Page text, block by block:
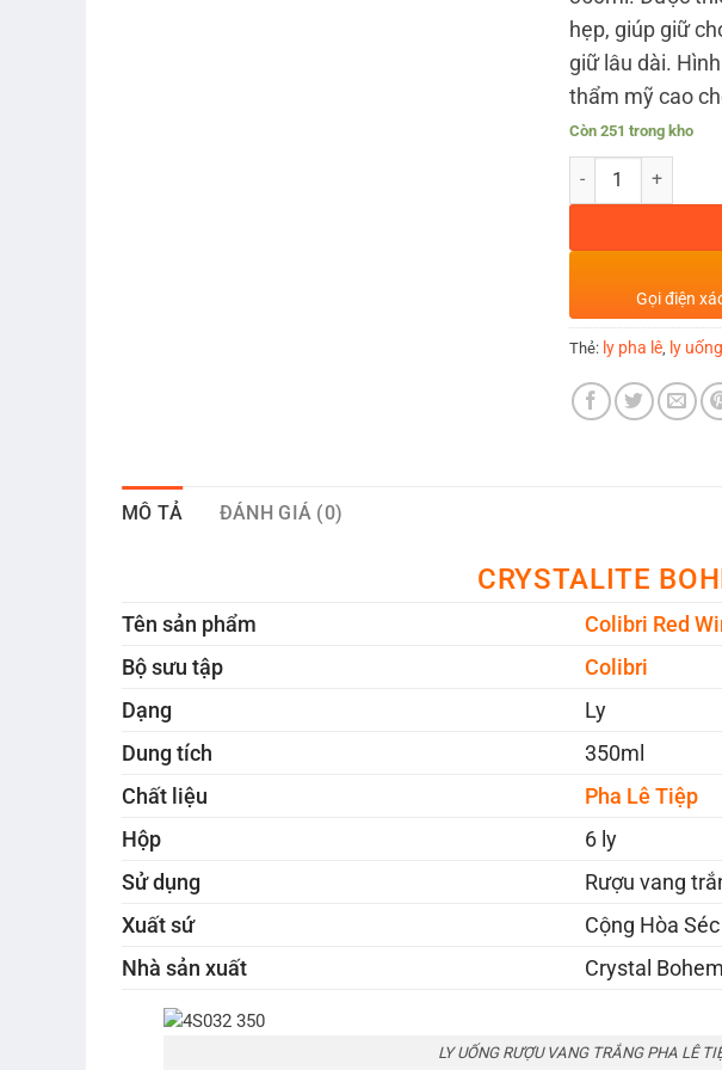
hẹp, giúp giữ
giữ lâu dài.
thẩm mỹ cao
Còn 251 trong kho
BỘ 6 LY UỐNG
Gọi điện
Thẻ: ly pha lê ly
MÔ TẢ ĐÁNH GIÁ (0)
CRYSTALITE
Tên sản phẩm
Colibri Red
Bộ sưu tập
Colibri
Dạng
Ly
Dung tích
350ml
Chất liệu
Pha Lê Tiệp
Hộp
6 ly
Sử dụng
Rượu vang
Xuất sứ
Cộng Hòa Séc
Nhà sản xuất
Crystal
LY UỐNG RƯỢU VANG TRẮNG PHA LÊ